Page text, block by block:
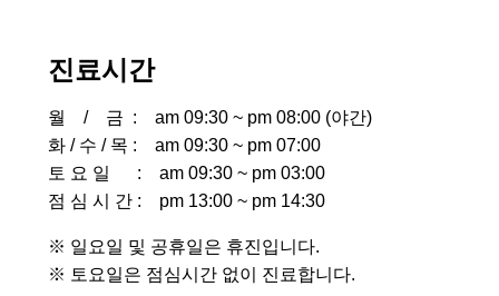
진료시간
월 / 금 : am 09:30 ~ pm 08:00 (야간)
화 / 수 / 목 : am 09:30 ~ pm 07:00
토 요 일 : am 09:30 ~ pm 03:00
점 심 시 간 : pm 13:00 ~ pm 14:30
※ 일요일 및 공휴일은 휴진입니다.
※ 토요일은 점심시간 없이 진료합니다.